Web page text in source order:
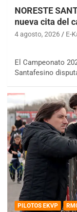
NORESTE
nueva cita del
4 agosto, 2026 E-
El Campeonato
Santafesino
PILOTOS EKVP